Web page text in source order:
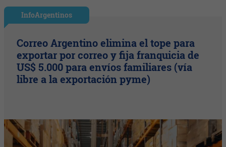
InfoArgentinos
Correo Argentino elimina el tope para
exportar por correo y fija franquicia de
US$ 5.000 para envíos familiares (vía
libre a la exportación pyme)